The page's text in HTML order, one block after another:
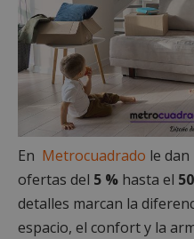
En Metrocuadrado le
ofertas del 5 % hasta el
detalles marcan la
espacio, el confort y la